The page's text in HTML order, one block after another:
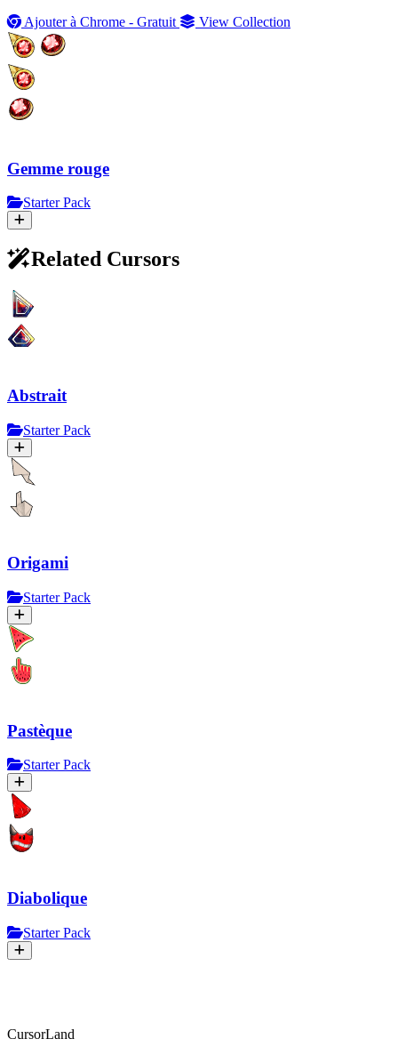
Ajouter à Chrome - Gratuit
View Collection
Gemme rouge
Starter Pack
Related Cursors
Abstrait
Starter Pack
Origami
Starter Pack
Pastèque
Starter Pack
Diabolique
Starter Pack
CursorLand